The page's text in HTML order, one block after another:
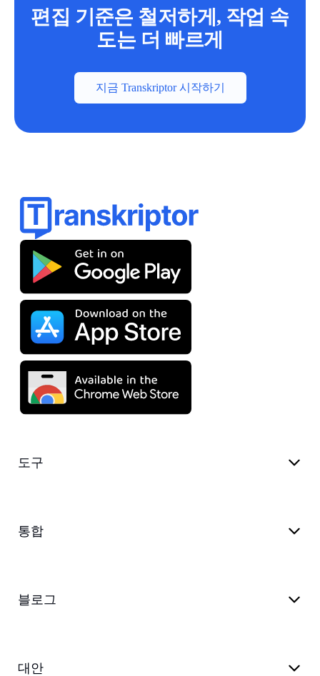
편집 기준은 철저하게, 작업 속
도는 더 빠르게
지금 Transkriptor 시작하기
도구
통합
블로그
대안